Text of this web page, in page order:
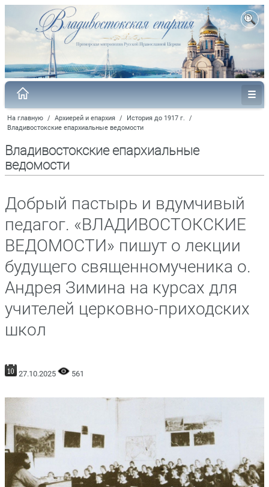
На главную / Архиерей и епархия / История до 1917 г.
/
Владивостокские епархиальные ведомости
Владивостокские епархиальные
ведомости
Добрый пастырь и вдумчивый
педагог. «ВЛАДИВОСТОКСКИЕ
ВЕДОМОСТИ» пишут о лекции
будущего священномученика о.
Андрея Зимина на курсах для
учителей церковно-приходских
школ
27.10.2025 561